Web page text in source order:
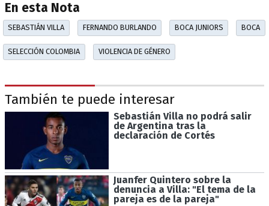
En esta Nota
SEBASTIÁN VILLA FERNANDO BURLANDO BOCA JUNIORS BOCA
SELECCIÓN COLOMBIA VIOLENCIA DE GÉNERO
También te puede interesar
Sebastián Villa no podrá salir
de Argentina tras la
declaración de Cortés
Juanfer Quintero sobre la
denuncia a Villa: "El tema de la
pareja es de la pareja"